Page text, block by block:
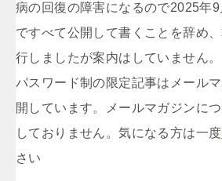
病の回復の障害になるので2025年
ですべて公開して書くことを辞め
行しましたが案内はしていません。
パスワード制の限定記事はメール
開しています。メールマガジンに
しておりません。気になる方は一度
さい